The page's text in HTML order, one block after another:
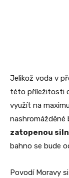
Jelikož voda v
této příležitosti
využít na
nashromážděné
zatopenou
bahno se bude
Povodí Moravy